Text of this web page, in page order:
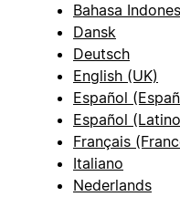
Bahasa
Dansk
Deutsch
English (UK)
Español
Español
Français
Italiano
Nederlands